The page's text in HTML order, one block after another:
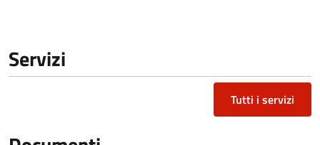
Servizi
Tutti i servizi